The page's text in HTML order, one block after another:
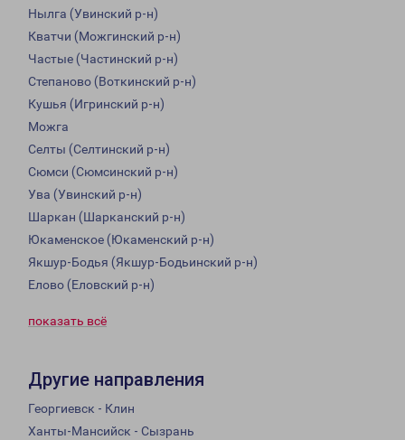
Нылга (Увинский р-н)
Кватчи (Можгинский р-н)
Частые (Частинский р-н)
Степаново (Воткинский р-н)
Кушья (Игринский р-н)
Можга
Селты (Селтинский р-н)
Сюмси (Сюмсинский р-н)
Ува (Увинский р-н)
Шаркан (Шарканский р-н)
Юкаменское (Юкаменский р-н)
Якшур-Бодья (Якшур-Бодьинский р-н)
Елово (Еловский р-н)
показать всё
Другие направления
Георгиевск - Клин
Ханты-Мансийск - Сызрань